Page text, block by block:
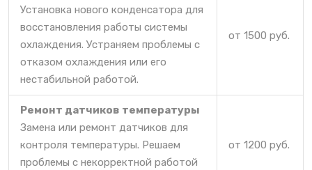
Установка нового конденсатора для
восстановления работы системы
охлаждения. Устраняем проблемы с
отказом охлаждения или его
нестабильной работой.
от 1500 руб.
Ремонт датчиков температуры
Замена или ремонт датчиков для
контроля температуры. Решаем
проблемы с некорректной работой
от 1200 руб.